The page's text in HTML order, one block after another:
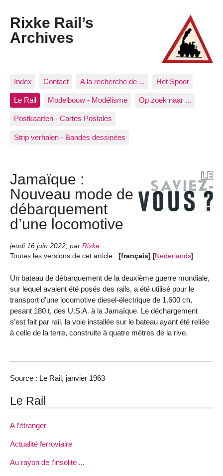
Rixke Rail’s
Archives
Index Contact A la recherche de ... Het Spoor
Le Rail Modelbouw - Modélisme Op zoek naar ...
Postkaarten - Cartes Postales
Strip verhalen - Bandes dessinées
Jamaïque :
Nouveau mode de
débarquement
d’une locomotive
jeudi 16 juin 2022, par Rixke
Toutes les versions de cet article : [français] [Nederlands]
Un bateau de débarquement de la deuxième guerre mondiale,
sur lequel avaient été posés des rails, a été utilisé pour le
transport d’une locomotive diesel-électrique de 1.600 ch,
pesant 180 t, des U.S.A. à la Jamaïque. Le déchargement
s’est fait par rail, la voie installée sur le bateau ayant été reliée
à celle de la terre, construite à quatre mètres de la rive.
Source : Le Rail, janvier 1963
Le Rail
A l’étranger
Actualité ferroviaire
Au rayon de l’insolite ...